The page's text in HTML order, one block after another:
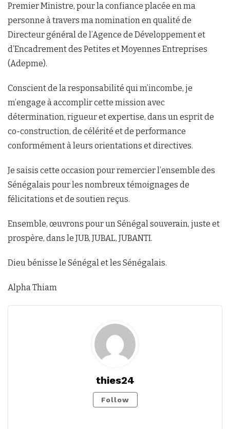
Premier Ministre, pour la confiance placée en ma
personne à travers ma nomination en qualité de
Directeur général de l’Agence de Développement et
d’Encadrement des Petites et Moyennes Entreprises
(Adepme).
Conscient de la responsabilité qui m’incombe, je
m’engage à accomplir cette mission avec
détermination, rigueur et expertise, dans un esprit de
co-construction, de célérité et de performance
conformément à leurs orientations et directives.
Je saisis cette occasion pour remercier l’ensemble des
Sénégalais pour les nombreux témoignages de
félicitations et de soutien reçus.
Ensemble, œuvrons pour un Sénégal souverain, juste et
prospère, dans le JUB, JUBAL, JUBANTI.
Dieu bénisse le Sénégal et les Sénégalais.
Alpha Thiam
thies24
Follow